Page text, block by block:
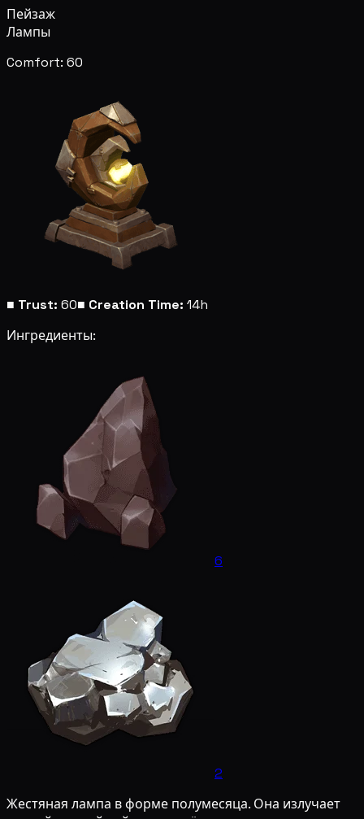
Пейзаж
Лампы
Comfort: 60
■ Trust: 60■ Creation Time: 14h
Ингредиенты:
6
2
Жестяная лампа в форме полумесяца. Она излучает